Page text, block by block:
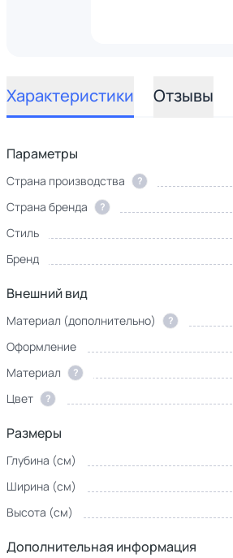
Характеристики Отзывы
Параметры
Страна производства ?
Страна бренда
?
Стиль
Бренд
Внешний вид
Материал (дополнительно) ?
Оформление
Материал
?
Цвет
?
Размеры
Глубина (см)
Ширина (см)
Высота (см)
Дополнительная информация